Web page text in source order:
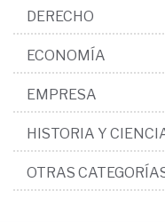
DERECHO
ECONOMÍA
EMPRESA
HISTORIA Y
OTRAS